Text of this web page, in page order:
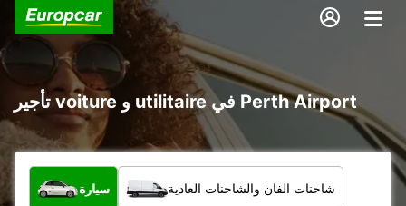
تأجير voiture و utilitaire في Perth Airport
ما نوع المركبة؟
سيارة شاحنات الفان والشاحنات العادية